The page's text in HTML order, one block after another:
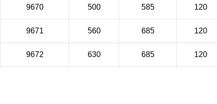
9670 500 585 120
9671 560 685 120
9672 630 685 120